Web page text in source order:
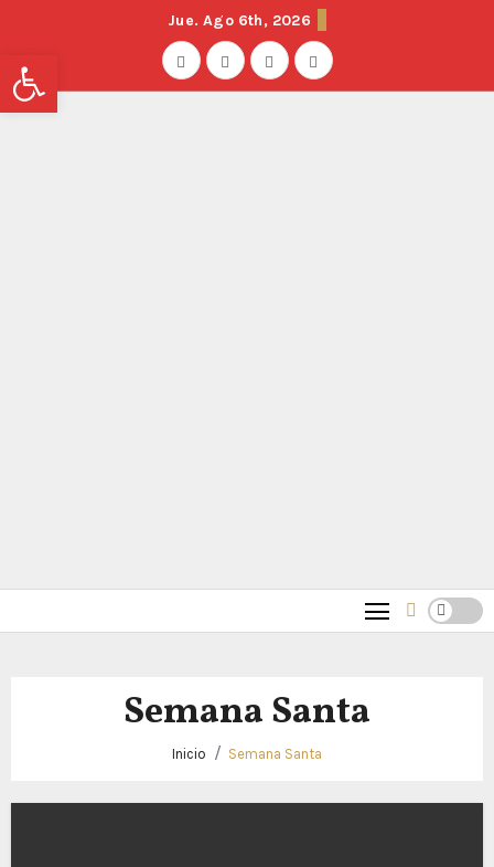
Jue. Ago 6th, 2026
Semana Santa
Inicio Semana Santa
Abrir barra de herramientas